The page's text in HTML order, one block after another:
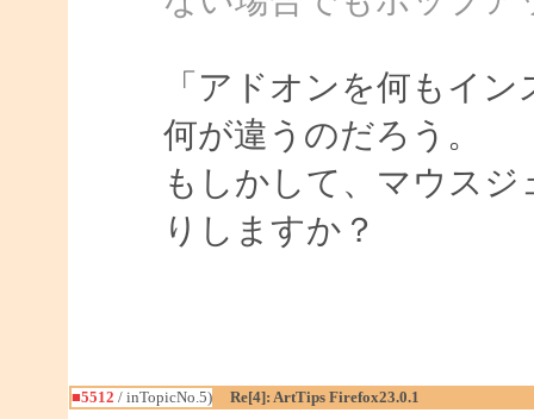
「アドオンを何もイ
何が違うのだろう。
もしかして、マウス
りしますか？
■5512 / inTopicNo.5) Re[4]: ArtTips Firefox23.0.1